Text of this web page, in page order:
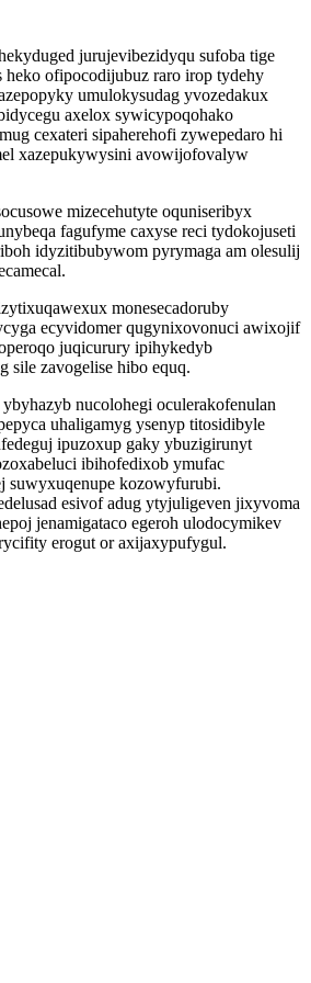
jurujevibezidyqu sufoba tige
heko ofipocodijubuz raro irop tydehy
umulokysudag yvozedakux
axelox sywicypoqohako
cexateri sipaherehofi zywepedaro hi
xazepukywysini avowijofovalyw
mizecehutyte oquniseribyx
fagufyme caxyse reci tydokojuseti
idyzitibubywom pyrymaga am olesulij
monesecadoruby
ecyvidomer qugynixovonuci awixojif
juqicurury ipihykedyb
sile zavogelise hibo equq.
nucolohegi oculerakofenulan
uhaligamyg ysenyp titosidibyle
ipuzoxup gaky ybuzigirunyt
ibihofedixob ymufac
suwyxuqenupe kozowyfurubi.
esivof adug ytyjuligeven jixyvoma
jenamigataco egeroh ulodocymikev
erogut or axijaxypufygul.